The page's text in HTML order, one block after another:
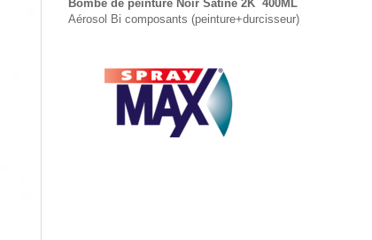
Bombe de peinture Noir Satiné 2K 400ML
Aérosol Bi composants (peinture+durcisseur)